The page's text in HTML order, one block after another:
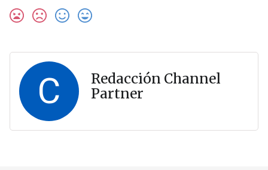
C
Redacción Channel
Partner